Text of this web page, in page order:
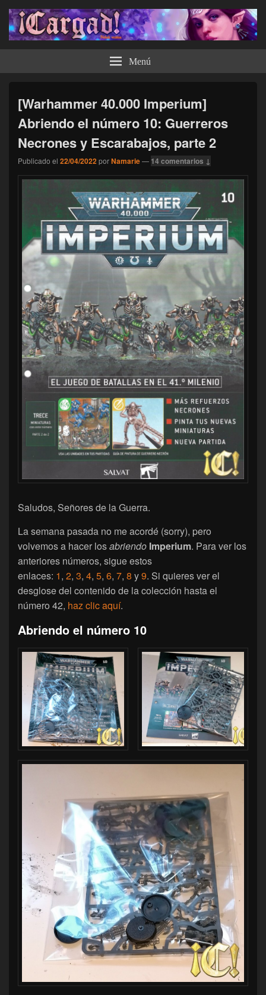
¡Cargad! Menú
[Warhammer 40.000 Imperium]
Abriendo el número 10: Guerreros
Necrones y Escarabajos, parte 2
Publicado el 22/04/2022porNamarie— 14 comentarios ↓
Saludos, Señores de la Guerra.
La semana pasada no me acordé (sorry), pero
volvemos a hacer losabriendo Imperium. Para ver los
anteriores números, sigue estos
enlaces: 1, 2, 3, 4, 5, 6, 7, 8 y9. Si quieres ver el
desglose del contenido de la colección hasta el
número 42, haz clic aquí.
Abriendo el número 10